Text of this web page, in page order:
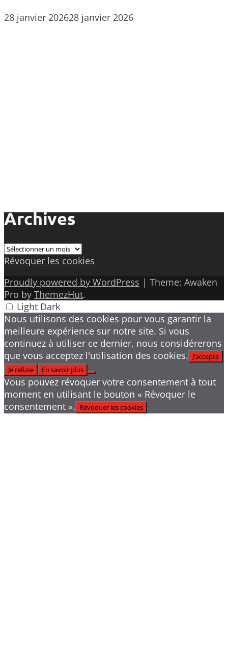
28 janvier 202628 janvier 2026
Archives
Archives
Révoquer les cookies
Proudly powered by WordPress | Theme: Awaken
Pro by ThemezHut.
Light Dark
Nous utilisons des cookies pour vous garantir la
meilleure expérience sur notre site. Si vous
continuez à utiliser ce dernier, nous considérerons
que vous acceptez l'utilisation des cookies. J'accepte
Je refuse
En savoir plus
Vous pouvez révoquer votre consentement à tout
moment en utilisant le bouton « Révoquer le
consentement ». Révoquer les cookies